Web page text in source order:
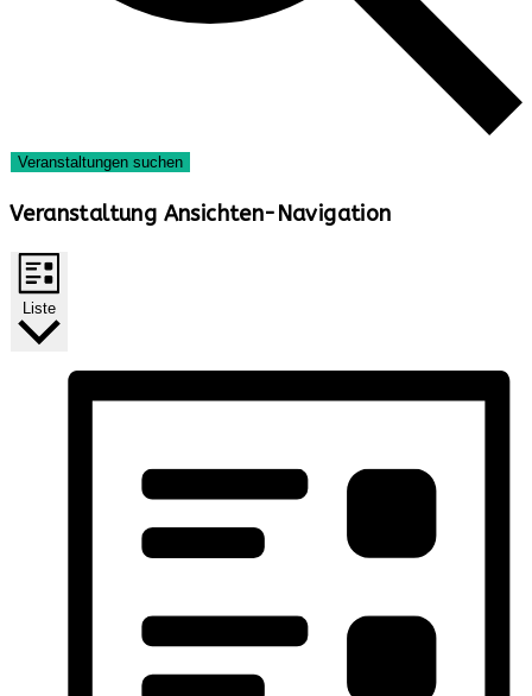
Veranstaltungen suchen
Veranstaltung Ansichten-Navigation
Liste